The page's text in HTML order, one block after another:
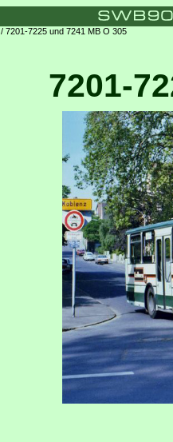
/ 7201-7225 und 7241 MB O 305
7201-